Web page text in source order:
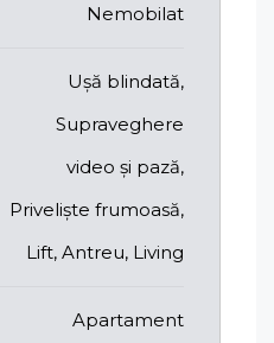
Nemobilat
Ușă blindată,
Supraveghere
video și pază,
Priveliște frumoasă,
Lift, Antreu, Living
Apartament